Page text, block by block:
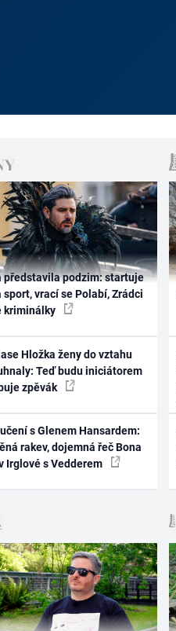
představila podzim: startuje
sport, vrací se Polabí, Zrádci
kriminálky
Hložka ženy do vztahu
Teď budu iniciátorem
zpěvák
s Glenem Hansardem:
rakev, dojemná řeč Bona
Irglové s Vedderem